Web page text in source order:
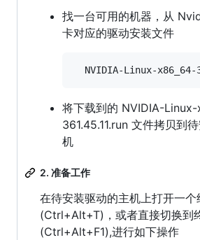
找一台可用的机器，从
卡对应的驱动安装文件
将下载到的 NVIDIA-
361.45.11.run 文件拷贝到
机
2. 准备工作
在待安装驱动的主机上打开一个
(Ctrl+Alt+T)，或者直接切换到
(Ctrl+Alt+F1),进行如下操作